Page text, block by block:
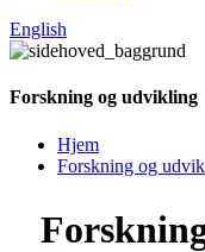
English
Forskning og udvikling
Hjem
Forskning og